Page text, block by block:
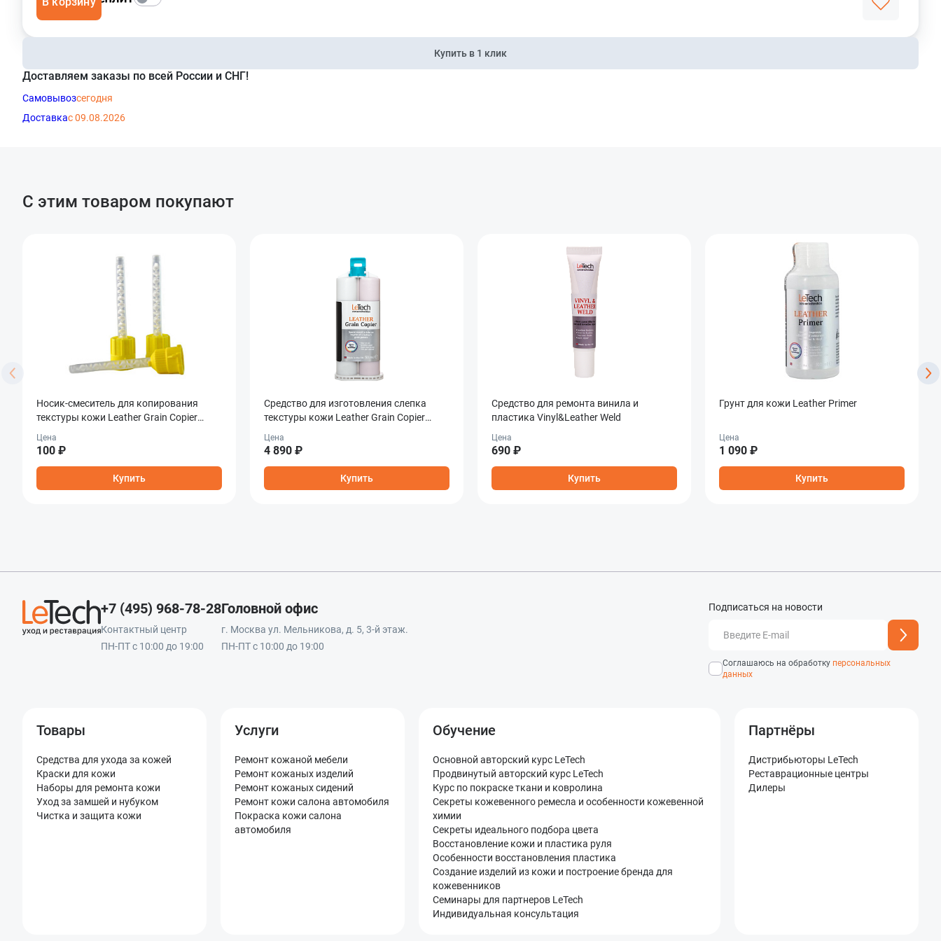
Купить в 1 клик
Доставляем заказы по всей России и СНГ!
Самовывозсегодня
Доставкас 09.08.2026
С этим товаром покупают
Носик-смеситель для копирования
текстуры кожи Leather Grain Copier
Цена
100 ₽
Купить
Средство для изготовления слепка
текстуры кожи Leather Grain Copier
Цена
4 890 ₽
Купить
Средство для ремонта винила и
пластика Vinyl&Leather Weld
Цена
690 ₽
Купить
Грунт для кожи Leather Primer
Цена
1 090 ₽
Купить
+7 (495) 968-78-28
Контактный центр
ПН-ПТ с 10:00 до 19:00
Головной офис
г. Москва ул. Мельникова, д. 5, 3-й этаж.
ПН-ПТ с 10:00 до 19:00
Подписаться на новости
Адрес подписки успешно
Соглашаюсь на обработку персональных
данных
Товары
Средства для ухода за кожей
Краски для кожи
Наборы для ремонта кожи
Уход за замшей и нубуком
Чистка и защита кожи
Услуги
Ремонт кожаной мебели
Ремонт кожаных изделий
Ремонт кожаных сидений
Ремонт кожи салона автомобиля
Покраска кожи салона
автомобиля
Обучение
Основной авторский курс LeTech
Продвинутый авторский курс LeTech
Курс по покраске ткани и ковролина
Секреты кожевенного ремесла и особенности кожевенной
химии
Секреты идеального подбора цвета
Восстановление кожи и пластика руля
Особенности восстановления пластика
Создание изделий из кожи и построение бренда для
кожевенников
Семинары для партнеров LeTech
Индивидуальная консультация
Партнёры
Дистрибьюторы LeTech
Реставрационные центры
Дилеры